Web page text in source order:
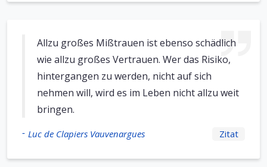
Allzu großes Mißtrauen ist ebenso schädlich
wie allzu großes Vertrauen. Wer das Risiko,
hintergangen zu werden, nicht auf sich
nehmen will, wird es im Leben nicht allzu weit
bringen.
- Luc de Clapiers Vauvenargues Zitat